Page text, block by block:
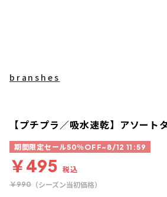
branshes
【プチプラ／吸水速乾】アソート
期間限定セール50％OFF~8/12 11:59
￥495 税込
￥990 （シーズン当初価格）